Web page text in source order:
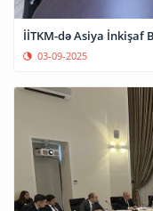
İİTKM-də Asiya İnkişaf
03-09-2025